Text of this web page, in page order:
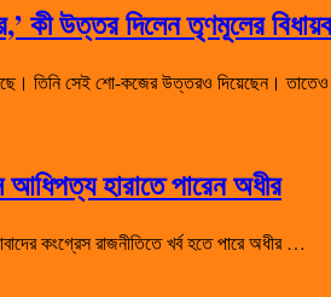
কী উত্তর দিলেন তৃণমূলের
তিনি সেই শো-কজের উত্তরও দিয়েছেন।
আধিপত্য হারাতে পারেন অধীর
কংগ্রেস রাজনীতিতে খর্ব হতে পারে অধীর …